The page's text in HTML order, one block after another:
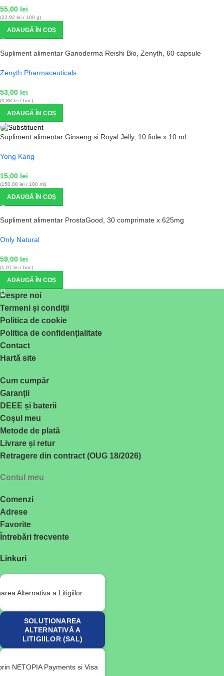
55,00 lei
(22,92 lei / 100 g)
ADAUGĂ ÎN COȘ
Supliment alimentar Ganoderma Reishi Bio, Zenyth, 60 capsule
Zenyth Pharmaceuticals
53,00 lei
(0,88 lei / buc)
ADAUGĂ ÎN COȘ
Supliment alimentar Ginseng si Royal Jelly, 10 fiole x 10 ml
Yong Kang
15,00 lei
(150,00 lei / 100 ml)
ADAUGĂ ÎN COȘ
Supliment alimentar ProstaGood, 30 comprimate x 625mg
Only Natural
59,00 lei
(1,97 lei / buc)
ADAUGĂ ÎN COȘ
Despre noi
Termeni și condiții
Politica de cookie
Politica de confidențialitate
Contact
Hartă site
Cum cumpăr
Garanții
DEEE și baterii
Coșul meu
Metode de plată
Livrare și retur
Retragere din contract (OUG 18/2026)
Contul meu
Comenzi
Adrese
Favorite
Întrebări frecvente
Linkuri
SOLUȚIONAREA
ALTERNATIVĂ A
LITIGIILOR (SAL)